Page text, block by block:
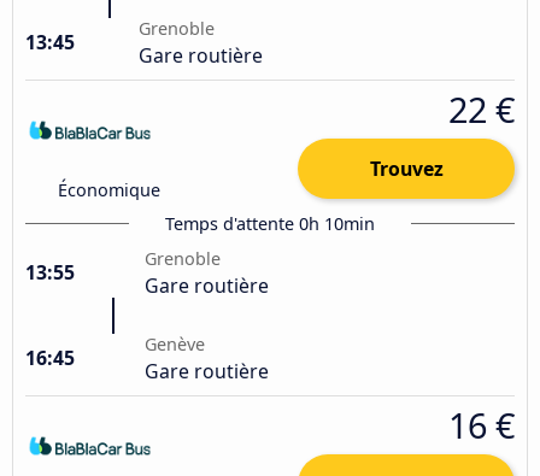
13:45
Grenoble
Gare routière
Économique
22 €
Trouvez
Temps d'attente 0h 10min
13:55
Grenoble
Gare routière
16:45
Genève
Gare routière
16 €